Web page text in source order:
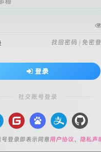
2 Remastered)》
查看
找回密码 | 免密
登录
社交账号登录
登录即表示同意用户协议、 隐私声